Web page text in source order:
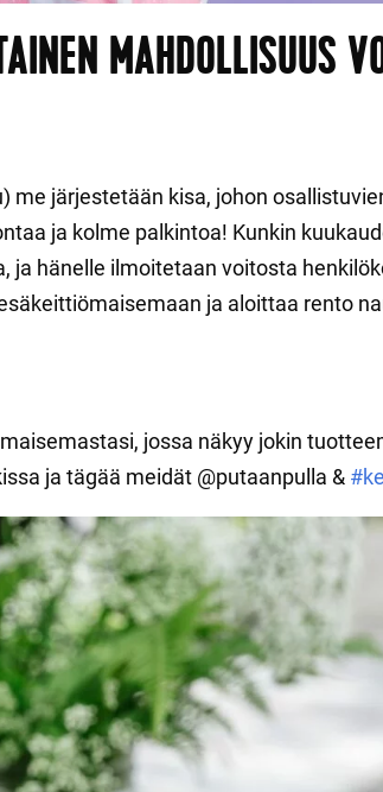
MAHDOLLISUUS
me järjestetään kisa, johon
ja kolme palkintoa! Kunkin
ja hänelle ilmoitetaan voitosta
ja aloittaa rento
jossa näkyy jokin
ja tägää meidät @‌putaanpulla &